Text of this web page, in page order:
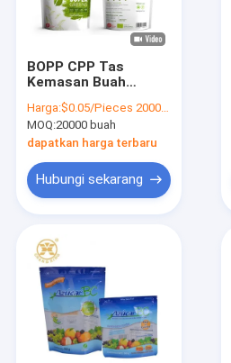
BOPP CPP Tas
Kemasan Buah
Stand Up Pouches
Untuk Makanan
Bubuk Permen
Kacang
Harga:$0.05/Pieces 20000-99999 Pieces
MOQ:20000 buah
dapatkan harga terbaru
Hubungi sekarang